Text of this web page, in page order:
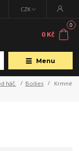
Menu
CZK
0
0 Kč
háč. Boilies
Krmné